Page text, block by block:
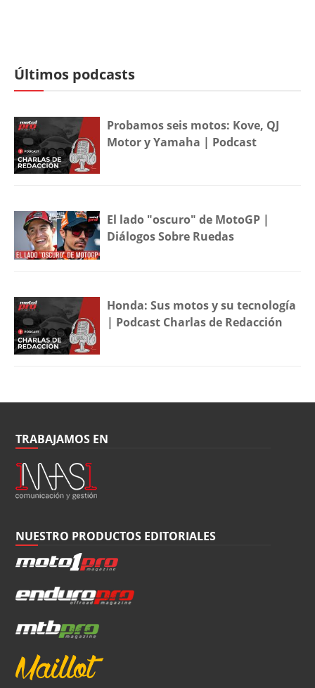
Últimos podcasts
Probamos seis motos: Kove, QJ
Motor y Yamaha | Podcast
El lado "oscuro" de MotoGP |
Diálogos Sobre Ruedas
Honda: Sus motos y su tecnología
| Podcast Charlas de Redacción
TRABAJAMOS EN
NUESTRO PRODUCTOS EDITORIALES